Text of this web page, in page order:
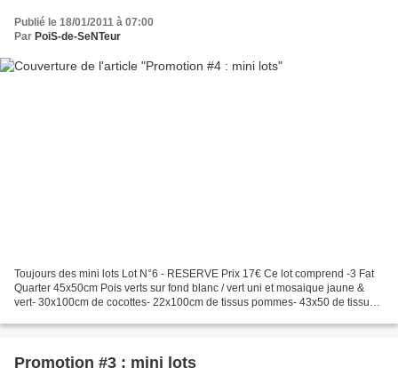
Publié le 18/01/2011 à 07:00
Par PoiS-de-SeNTeur
Toujours des mini lots Lot N°6 - RESERVE Prix 17€ Ce lot comprend -3 Fat
Quarter 45x50cm Pois verts sur fond blanc / vert uni et mosaique jaune &
vert- 30x100cm de cocottes- 22x100cm de tissus pommes- 43x50 de tissu
Promotion #3 : mini lots